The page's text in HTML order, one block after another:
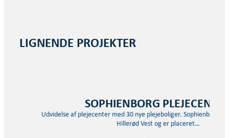
LIGNENDE PROJEKTER
SOPHIENBORG
Udvidelse af plejecenter med 30 nye plejeboliger. Sophienborg
Hillerød Vest og er placeret…